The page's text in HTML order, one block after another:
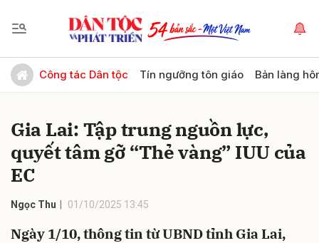
Công tác Dân tộc Tín ngưỡng tôn giáo Bản làng
Gia Lai: Tập trung nguồn lực,
quyết tâm gỡ “Thẻ vàng” IUU của
EC
Ngọc Thu 01/10/2025 13:45
Ngày 1/10, thông tin từ UBND tỉnh Gia Lai,
Gửi bình luận